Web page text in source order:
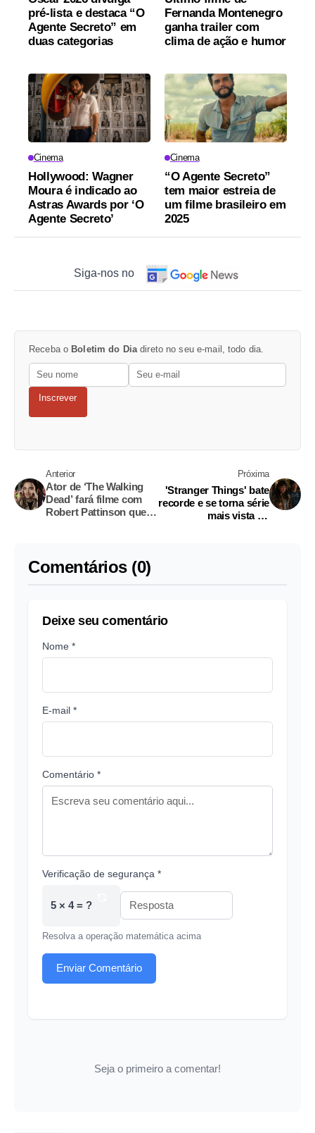
pré-lista e destaca “O
Agente Secreto” em
duas categorias
Fernanda Montenegro
ganha trailer com
clima de ação e humor
Cinema
Hollywood: Wagner
Moura é indicado ao
Astras Awards por ‘O
Agente Secreto’
Cinema
“O Agente Secreto”
tem maior estreia de
um filme brasileiro em
2025
Siga-nos no
Receba o Boletim do Diadireto no seu e-mail, todo dia.
Inscrever
Anterior
Ator de ‘The Walking
Dead’ fará filme com
Robert Pattinson que
Próxima
'Stranger Things' bate
recorde e se torna série
mais vista do
Comentários (0)
Deixe seu comentário
Nome *
E-mail *
Comentário *
Verificação de segurança *
5 × 4 = ?
Resolva a operação matemática acima
Enviar Comentário
Seja o primeiro a comentar!